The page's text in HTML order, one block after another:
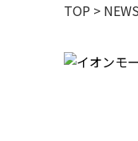
TOP > NEWS